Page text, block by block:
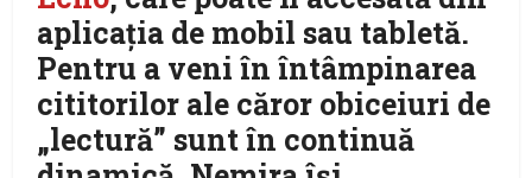
aplicația de mobil sau tabletă.
Pentru a veni în întâmpinarea
cititorilor ale căror obiceiuri de
„lectură” sunt în continuă